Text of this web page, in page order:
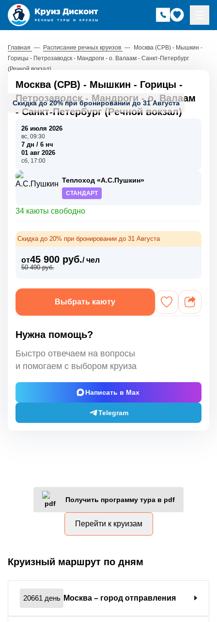
Главная — Расписание речных круизов — Москва (СРВ) - Мышкин -
Горицы - Петрозаводск - Мандроги - о. Валаам - Санкт-Петербург
(Речной вокзал)
Скидка до 20% при бронировании до 31 Августа
Москва (СРВ) - Мышкин - Горицы -
Петрозаводск - Мандроги - о. Валаам
- Санкт-Петербург (Речной вокзал)
26 июля 2026
вс, 09:30
7 дн / 6 нч
01 авг 2026
сб, 17:00
Теплоход «А.С.Пушкин»
СТАНДАРТ
34 каюты свободно
Скидка до 20% при бронировании до 31 Августа
от45 900 руб./ чел
50 490 руб.
Выбрать каюту
Нужна помощь?
Быстро отвечаем на вопросы
и помогаем с выбором круиза
Написать в Max
Telegram
Получить программу тура в pdf
Перейти к круизам
Круизный маршрут по дням
20661 день Москва – город отправления